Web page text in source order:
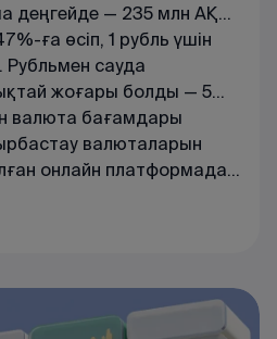
деңгейде — 235 млн АҚШ
ға өсіп, 1 рубль үшін
Рубльмен сауда
жоғары болды — 5
валюта бағамдары
валюталарын
онлайн платформада